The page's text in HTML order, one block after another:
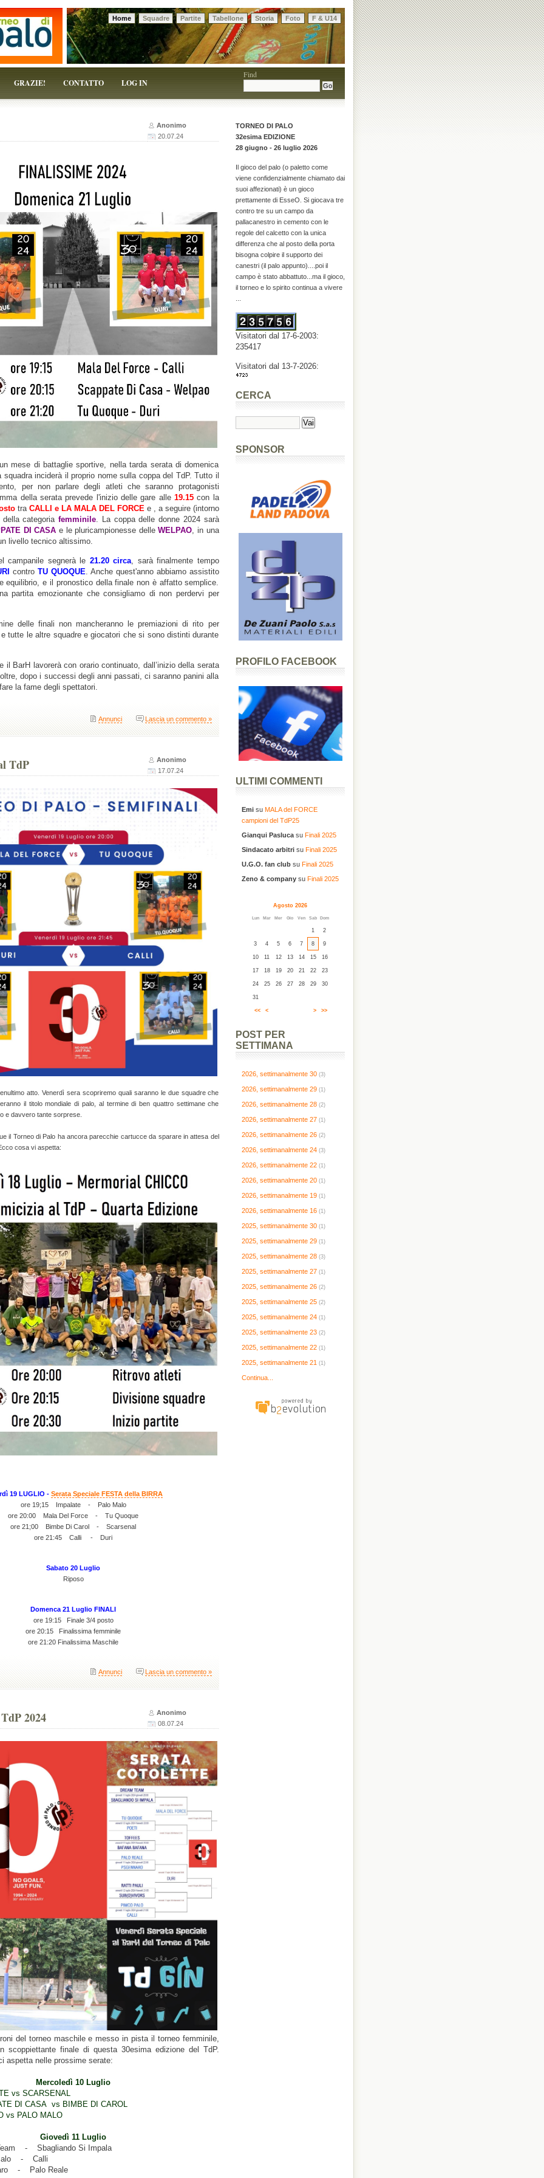
Home Squadre Partite Tabellone Storia Foto F & U14
GRAZIE! CONTATTO LOG IN
Find
Anonimo
20.07.24
mese di battaglie sportive, nella tarda serata di domenica
squadra inciderà il proprio nome sulla coppa del TdP. Tutto il
per non parlare degli atleti che saranno protagonisti
della serata prevede l'inizio delle gare alle 19.15con la
tra CALLI e LA MALA DEL FORCEe , a seguire (intorno
categoria femminile. La coppa delle donne 2024 sarà
DI CASA e le pluricampionesse delleWELPAO, in una
livello tecnico altissimo.
campanile segnerà le 21.20 circa, sarà finalmente tempo
contro TU QUOQUE. Anche quest'anno abbiamo assistito
equilibrio, e il pronostico della finale non è affatto semplice.
partita emozionante che consigliamo di non perdervi per
delle finali non mancheranno le premiazioni di rito per
tutte le altre squadre e giocatori che si sono distinti durante
il BarH lavorerà con orario continuato, dall’inizio della serata
dopo i successi degli anni passati, ci saranno panini alla
la fame degli spettatori.
Annunci Lascia un commento »
Anonimo
17.07.24
TdP
atto. Venerdì sera scopriremo quali saranno le due squadre che
il titolo mondiale di palo, al termine di ben quattro settimane che
e davvero tante sorprese.
il Torneo di Palo ha ancora parecchie cartucce da sparare in attesa del
cosa vi aspetta:
19 LUGLIO - Serata Speciale FESTA della BIRRA
ore 19;15 Impalate - Palo Malo
ore 20:00 Mala Del Force - Tu Quoque
ore 21;00 Bimbe Di Carol - Scarsenal
ore 21:45 Calli - Duri
Sabato 20 Luglio
Riposo
Domenca 21 Luglio FINALI
ore 19:15 Finale 3/4 posto
ore 20:15 Finalissima femminile
ore 21:20 Finalissima Maschile
Annunci Lascia un commento »
Anonimo
08.07.24
2024
del torneo maschile e messo in pista il torneo femminile,
scoppiettante finale di questa 30esima edizione del TdP.
aspetta nelle prossime serate:
Mercoledì 10 Luglio
vs SCARSENAL
DI CASA vs BIMBE DI CAROL
vs PALO MALO
Giovedì 11 Luglio
- Sbagliando Si Impala
- Calli
- Palo Reale
TORNEO DI PALO
32esima EDIZIONE
28 giugno - 26 luglio 2026
Il gioco del palo (o paletto come
viene confidenzialmente chiamato dai
suoi affezionati) è un gioco
prettamente di EsseO. Si giocava tre
contro tre su un campo da
pallacanestro in cemento con le
regole del calcetto con la unica
differenza che al posto della porta
bisogna colpire il supporto dei
canestri (il palo appunto)....poi il
campo è stato abbattuto...ma il gioco,
il torneo e lo spirito continua a vivere
Visitatori dal 17-6-2003:
235417
Visitatori dal 13-7-2026:
CERCA
SPONSOR
PROFILO FACEBOOK
ULTIMI COMMENTI
Emisu MALA del FORCE
campioni del TdP25
Gianqui Paslucasu Finali 2025
Sindacato arbitrisu Finali 2025
U.G.O. fan clubsu Finali 2025
Zeno & companysu Finali 2025
Agosto 2026
Lun Mar Mer Gio Ven Sab Dom
<< < > >>
1 2
3 4 5 6 7 8 9
10 11 12 13 14 15 16
17 18 19 20 21 22 23
24 25 26 27 28 29 30
31
POST PER
SETTIMANA
2026, settimanalmente 30 (3)
2026, settimanalmente 29 (1)
2026, settimanalmente 28 (2)
2026, settimanalmente 27 (1)
2026, settimanalmente 26 (2)
2026, settimanalmente 24 (3)
2026, settimanalmente 22 (1)
2026, settimanalmente 20 (1)
2026, settimanalmente 19 (1)
2026, settimanalmente 16 (1)
2025, settimanalmente 30 (1)
2025, settimanalmente 29 (1)
2025, settimanalmente 28 (3)
2025, settimanalmente 27 (1)
2025, settimanalmente 26 (2)
2025, settimanalmente 25 (2)
2025, settimanalmente 24 (1)
2025, settimanalmente 23 (2)
2025, settimanalmente 22 (1)
2025, settimanalmente 21 (1)
Continua...